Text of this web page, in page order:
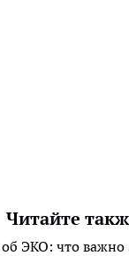
Читайте
ЭКО: что важно